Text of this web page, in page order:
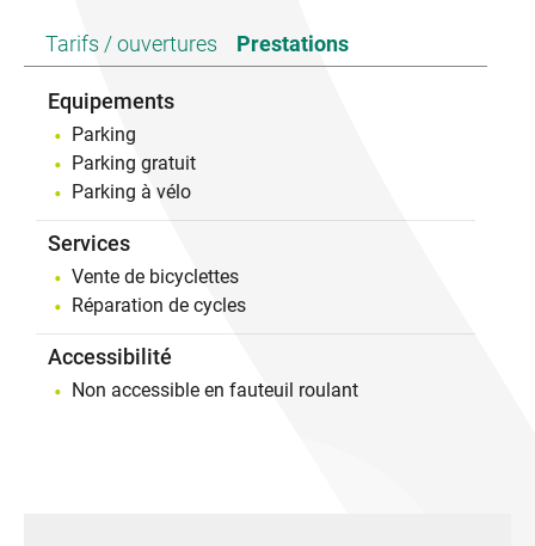
Une solution pratique pour profiter pleinement de
son séjour vélo en Ardèche et rouler en toute
Paiement possible en espèces, chèque ou carte
Tarifs / ouvertures Prestations
Equipements
Parking
Parking gratuit
Parking à vélo
Services
Vente de bicyclettes
Réparation de cycles
Accessibilité
Non accessible en fauteuil roulant